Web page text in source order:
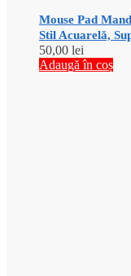
Mouse Pad
Stil Acuarelă,
50,00 lei
Adaugă în coș